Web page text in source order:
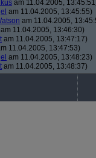
am 11.04.2005,
am 11.04.2005, 13:45:55)
am 11.04.2005,
am 11.04.2005, 13:46:30)
am 11.04.2005, 13:47:17)
11.04.2005, 13:47:53)
am 11.04.2005, 13:48:23)
am 11.04.2005, 13:48:37)